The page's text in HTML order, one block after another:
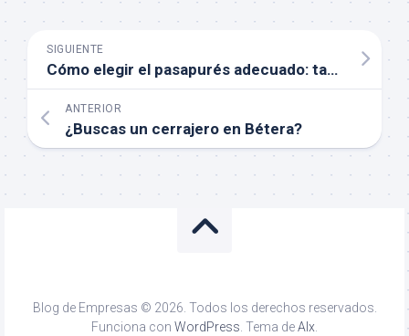
SIGUIENTE
Cómo elegir el pasapurés adecuado: tamaño, material y diseño.
ANTERIOR
¿Buscas un cerrajero en Bétera?
Blog de Empresas © 2026. Todos los derechos reservados.
Funciona con WordPress. Tema deAlx.